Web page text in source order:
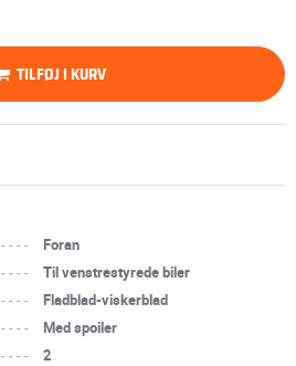
TILFØJ I KURV
----
Foran
----
Til venstrestyrede biler
----
Fladblad-viskerblad
----
Med spoiler
----
2